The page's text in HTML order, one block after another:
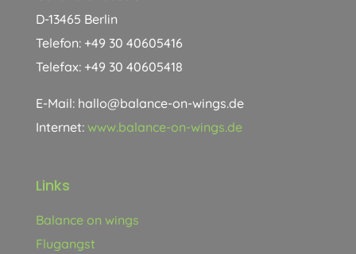
D-13465 Berlin
Telefon: +49 30 40605416
Telefax: +49 30 40605418
E-Mail: hallo@balance-on-wings.de
Internet: www.balance-on-wings.de
Links
Balance on wings
Flugangst